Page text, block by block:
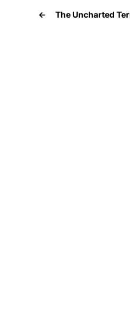
← The Uncharted